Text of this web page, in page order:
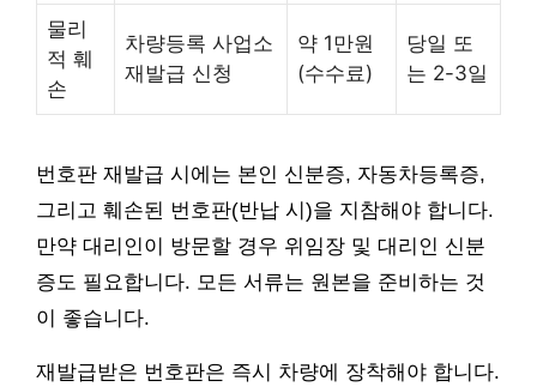
물리
적 훼
손
차량등록 사업소
재발급 신청
약 1만원
(수수료)
당일 또
는 2-3일
번호판 재발급 시에는 본인 신분증, 자동차등록증,
그리고 훼손된 번호판(반납 시)을 지참해야 합니다.
만약 대리인이 방문할 경우 위임장 및 대리인 신분
증도 필요합니다. 모든 서류는 원본을 준비하는 것
이 좋습니다.
재발급받은 번호판은 즉시 차량에 장착해야 합니다.